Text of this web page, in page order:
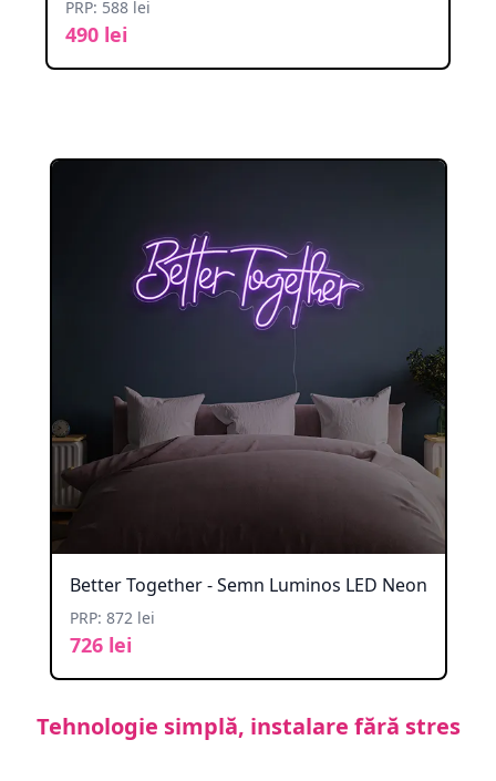
PRP: 588 lei
490 lei
Better Together - Semn Luminos LED Neon
PRP: 872 lei
726 lei
Tehnologie simplă, instalare fără stres